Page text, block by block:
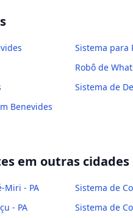
Sistema para
Robô de
Sistema de
Benevides
em outras cidades
Miri - PA Sistema de
- PA
Sistema de